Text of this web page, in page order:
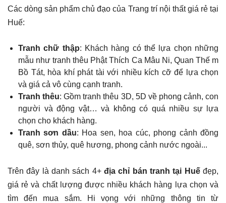
Các dòng sản phẩm chủ đạo của Trang trí nội thất giá rẻ tại
Huế:
Tranh chữ thập: Khách hàng có thể lựa chọn những
mẫu như tranh thêu Phật Thích Ca Mâu Ni, Quan Thế m
Bồ Tát, hòa khí phát tài với nhiều kích cỡ để lựa chọn
và giá cả vô cùng cạnh tranh.
Tranh thêu: Gồm tranh thêu 3D, 5D về phong cảnh, con
người và động vật… và không có quá nhiều sự lựa
chọn cho khách hàng.
Tranh sơn dầu: Hoa sen, hoa cúc, phong cảnh đồng
quê, sơn thủy, quê hương, phong cảnh nước ngoài...
Trên đây là danh sách 4+ địa chỉ bán tranh tại Huếđẹp,
giá rẻ và chất lượng được nhiều khách hàng lựa chọn và
tìm đến mua sắm. Hi vọng với những thông tin từ